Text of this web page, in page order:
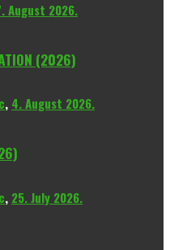
August 2026.
(2026)
, 4. August 2026.
, 25. July 2026.